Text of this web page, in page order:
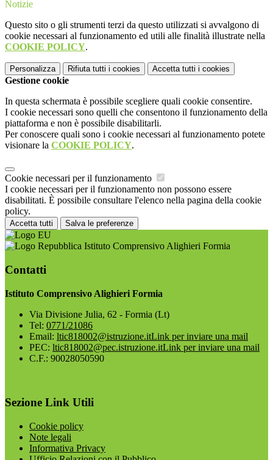
Notizie
Questo sito o gli strumenti terzi da questo utilizzati si avvalgono di
cookie necessari al funzionamento ed utili alle finalità illustrate nella
COOKIE POLICY.
Personalizza Rifiuta tutti i cookies Accetta tutti i cookies
Gestione cookie
In questa schermata è possibile scegliere quali cookie consentire.
I cookie necessari sono quelli che consentono il funzionamento della
piattaforma e non è possibile disabilitarli.
Per conoscere quali sono i cookie necessari al funzionamento potete
visionare la COOKIE POLICY.
Cookie necessari per il funzionamento
I cookie necessari per il funzionamento non possono essere
disabilitati. È possibile consultare l'elenco nella pagina della cookie
policy.
Accetta tutti Salva le preferenze
Istituto Comprensivo Alighieri Formia
Contatti
Istituto Comprensivo Alighieri Formia
Via Divisione Julia, 62 - Formia (Lt)
Tel: 0771/21086
Email: ltic818002@istruzione.itLink per inviare una mail
PEC: ltic818002@pec.istruzione.itLink per inviare una mail
C.F.: 90028050590
Sezione Link Utili
Cookie policy
Note legali
Informativa Privacy